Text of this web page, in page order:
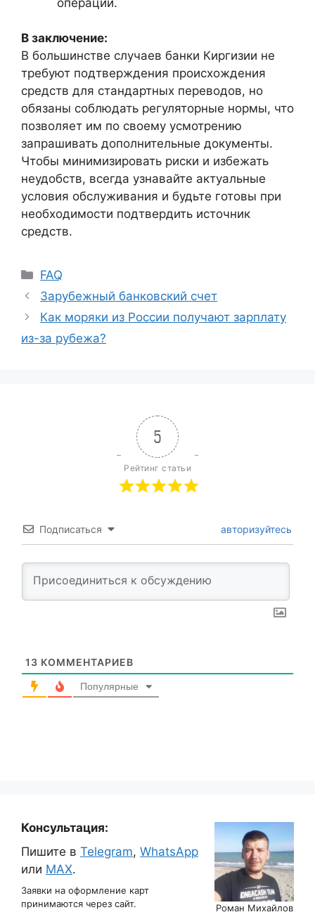
В заключение:
В большинстве случаев банки Киргизии не
требуют подтверждения происхождения
средств для стандартных переводов, но
обязаны соблюдать регуляторные нормы, что
позволяет им по своему усмотрению
запрашивать дополнительные документы.
Чтобы минимизировать риски и избежать
неудобств, всегда узнавайте актуальные
условия обслуживания и будьте готовы при
необходимости подтвердить источник
средств.
FAQ
Зарубежный банковский счет
Как моряки из России получают зарплату
из-за рубежа?
5
Рейтинг статьи
Подписаться авторизуйтесь
13 КОММЕНТАРИЕВ
Популярные
Консультация:
Пишите в Telegram, WhatsApp
или MAX.
Заявки на оформление карт
принимаются через сайт.
Роман Михайлов